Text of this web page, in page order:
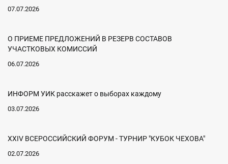
07.07.2026
О ПРИЕМЕ ПРЕДЛОЖЕНИЙ В РЕЗЕРВ СОСТАВОВ
УЧАСТКОВЫХ КОМИССИЙ
06.07.2026
ИНФОРМ УИК расскажет о выборах каждому
03.07.2026
XXIV ВСЕРОССИЙСКИЙ ФОРУМ - ТУРНИР "КУБОК ЧЕХОВА"
02.07.2026